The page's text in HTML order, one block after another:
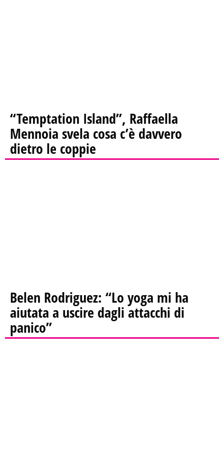
“Temptation Island”, Raffaella
Mennoia svela cosa c’è davvero
dietro le coppie
Belen Rodriguez: “Lo yoga mi ha
aiutata a uscire dagli attacchi di
panico”